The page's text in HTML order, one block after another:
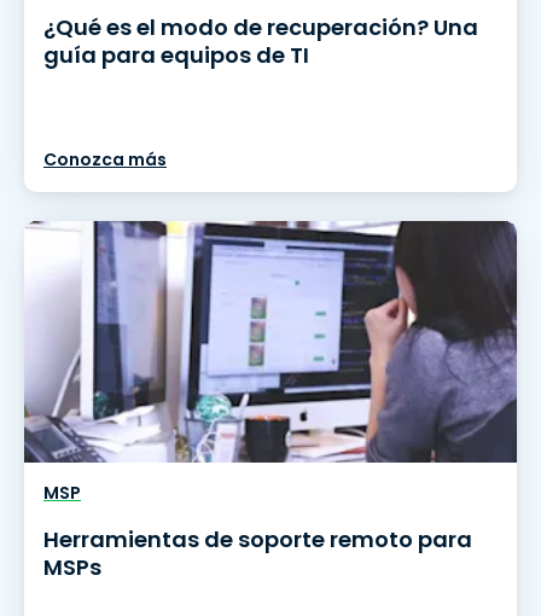
¿Qué es el modo de recuperación? Una
guía para equipos de TI
Conozca más
MSP
Herramientas de soporte remoto para
MSPs